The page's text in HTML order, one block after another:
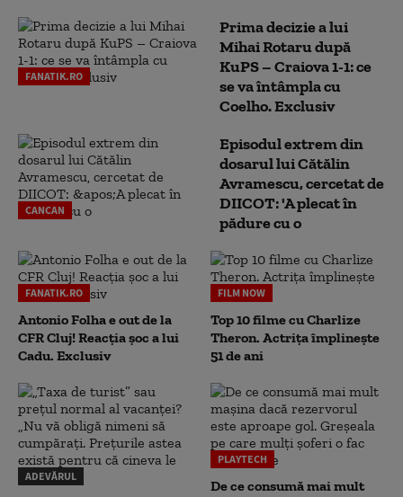
FANATIK.RO
Prima decizie a lui
Mihai Rotaru după
KuPS – Craiova 1-1: ce
se va întâmpla cu
Coelho. Exclusiv
CANCAN
Episodul extrem din
dosarul lui Cătălin
Avramescu, cercetat de
DIICOT: 'A plecat în
pădure cu o
FANATIK.RO
Antonio Folha e out de la
CFR Cluj! Reacția șoc a lui
Cadu. Exclusiv
FILM NOW
Top 10 filme cu Charlize
Theron. Actrița împlinește
51 de ani
ADEVĂRUL
PLAYTECH
De ce consumă mai mult